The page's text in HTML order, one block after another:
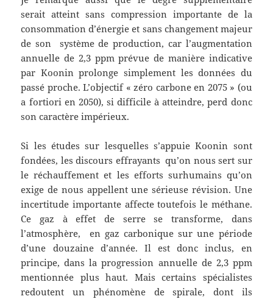
serait atteint sans compression importante de la
consommation d’énergie et sans changement majeur
de son système de production, car l’augmentation
annuelle de 2,3 ppm prévue de manière indicative
par Koonin prolonge simplement les données du
passé proche. L’objectif « zéro carbone en 2075 » (ou
a fortiori en 2050), si difficile à atteindre, perd donc
son caractère impérieux.
Si les études sur lesquelles s’appuie Koonin sont
fondées, les discours effrayants qu’on nous sert sur
le réchauffement et les efforts surhumains qu’on
exige de nous appellent une sérieuse révision. Une
incertitude importante affecte toutefois le méthane.
Ce gaz à effet de serre se transforme, dans
l’atmosphère, en gaz carbonique sur une période
d’une douzaine d’année. Il est donc inclus, en
principe, dans la progression annuelle de 2,3 ppm
mentionnée plus haut. Mais certains spécialistes
redoutent un phénomène de spirale, dont ils